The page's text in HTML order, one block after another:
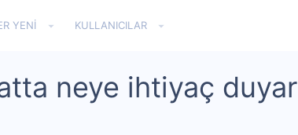
YENI KULLANICILAR
neye ihtiyaç duyar